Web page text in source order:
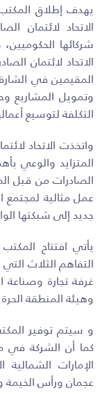
يهدف إطلاق
الاتحاد لائتمان
شركائها
الاتحاد لائتمان
المقيمين في
وتمويل المشاريع
التكلفة لتوسيع
واتخذت الاتحاد
المتزايد والوعي
الصادرات من قبل
عمل مثالية لمجتمع
جديد إلى شبكتها
التفاهم الثلاث
غرفة تجارة وصناعة
وهيئة المنطقة
و سيتم توفير
كما أن الشركة في
الإمارات
عجمان ورأس الخيمة